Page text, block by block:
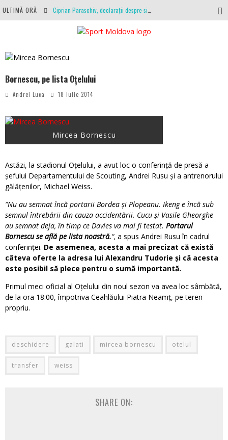
ULTIMĂ ORĂ:
Antrenamente la peste 30 de grade Celsius. Mircea Rednic își pregătește fotbaliștii pentru calvarul de duminică
Bornescu, pe lista Oțelului
Andrei Luca 18 iulie 2014
Mircea Bornescu
Astăzi, la stadionul Oțelului, a avut loc o conferință de presă a
șefului Departamentului de Scouting, Andrei Rusu și a antrenorului
gălățenilor, Michael Weiss.
“Nu au semnat încă portarii Bordea şi Plopeanu. Ikeng e încă sub
semnul întrebării din cauza accidentării. Cucu şi Vasile Gheorghe
au semnat deja, în timp ce Davies va mai fi testat. Portarul
Bornescu se află pe lista noastră.“, a spus Andrei Rusu în cadrul
conferinței. De asemenea, acesta a mai precizat că există
câteva oferte la adresa lui Alexandru Tudorie și că acesta
este posibil să plece pentru o sumă importantă.
Primul meci oficial al Oțelului din noul sezon va avea loc sâmbătă,
de la ora 18:00, împotriva Ceahlăului Piatra Neamț, pe teren
propriu.
deschidere galati mircea bornescu otelul
transfer weiss
SHARE ON: